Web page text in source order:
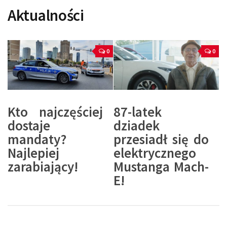
Aktualności
0
Kto najczęściej
dostaje
mandaty?
Najlepiej
zarabiający!
0
87-latek
dziadek
przesiadł się do
elektrycznego
Mustanga Mach-
E!